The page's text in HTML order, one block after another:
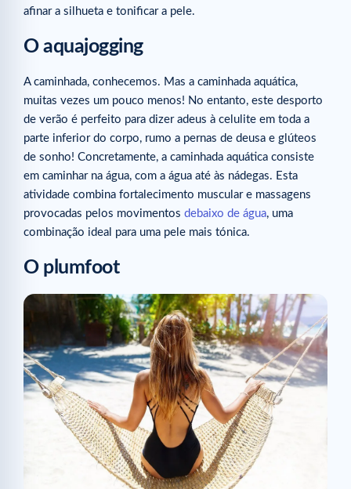
afinar a silhueta e tonificar a pele.
O aquajogging
A caminhada, conhecemos. Mas a caminhada aquática,
muitas vezes um pouco menos! No entanto, este desporto
de verão é perfeito para dizer adeus à celulite em toda a
parte inferior do corpo, rumo a pernas de deusa e glúteos
de sonho! Concretamente, a caminhada aquática consiste
em caminhar na água, com a água até às nádegas. Esta
atividade combina fortalecimento muscular e massagens
provocadas pelos movimentos debaixo de água, uma
combinação ideal para uma pele mais tónica.
O plumfoot